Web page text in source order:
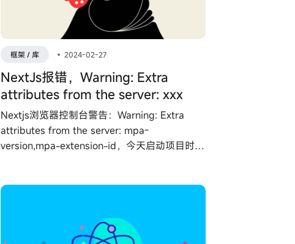
框架 / 库 •2024-02-27
NextJs报错，Warning: Extra
attributes from the server: xxx
Nextjs浏览器控制台警告：Warning: Extra
attributes from the server: mpa-
version,mpa-extension-id，今天启动项目时，